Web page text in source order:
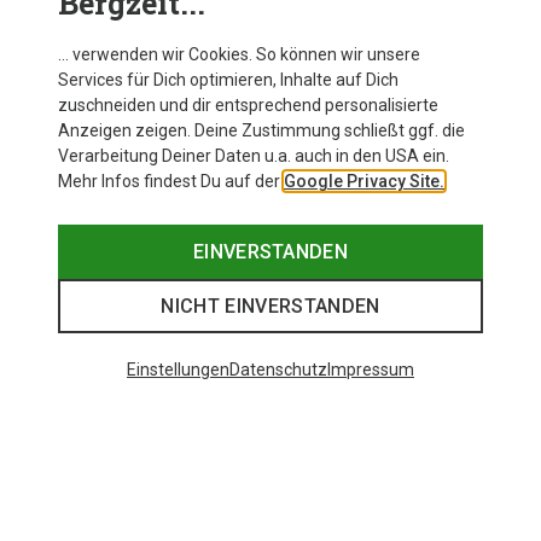
Hose
Zur Produktseite
… verwenden wir Cookies. So können wir unsere
Services für Dich optimieren, Inhalte auf Dich
zuschneiden und dir entsprechend personalisierte
Anzeigen zeigen. Deine Zustimmung schließt ggf. die
Verarbeitung Deiner Daten u.a. auch in den USA ein.
Mehr Infos findest Du auf der Google Privacy Site.
EINVERSTANDEN
NICHT EINVERSTANDEN
EinstellungenDatenschutz Impressum